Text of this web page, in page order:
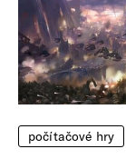
počítačové hry